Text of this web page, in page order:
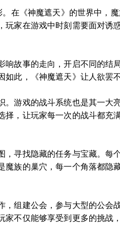
在《神魔遮天》的世界中，
家在游戏中时刻需要面对诱
故事的走向，开启不同的结
此，《神魔遮天》让人欲罢
游戏的战斗系统也是其一大
，让玩家每一次的战斗都充
寻找隐藏的任务与宝藏。每
族的巢穴，每一个角落都隐
组建公会，参与大型的公会
不仅能够享受到更多的挑